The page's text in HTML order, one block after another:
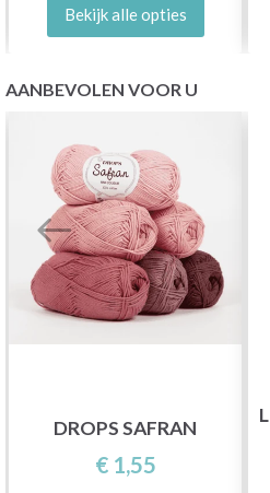
Bekijk alle opties
AANBEVOLEN VOOR U
DROPS SAFRAN
€ 1,55